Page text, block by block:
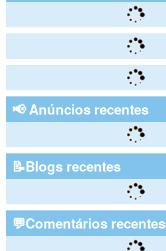
📢 Anúncios recentes
📝Blogs recentes
💬Comentários recentes